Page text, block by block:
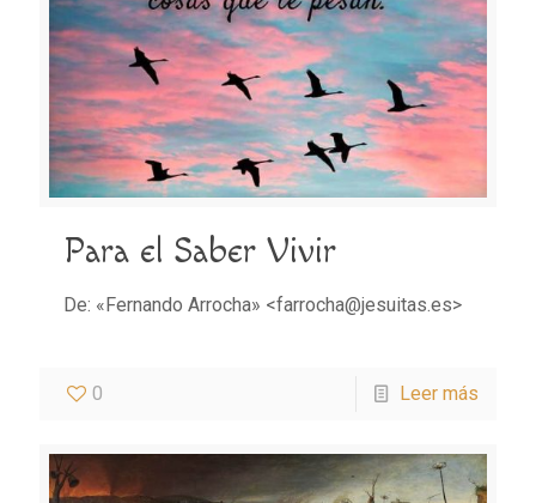
Para el Saber Vivir
De: «Fernando Arrocha» <farrocha@jesuitas.es>
0 Leer más